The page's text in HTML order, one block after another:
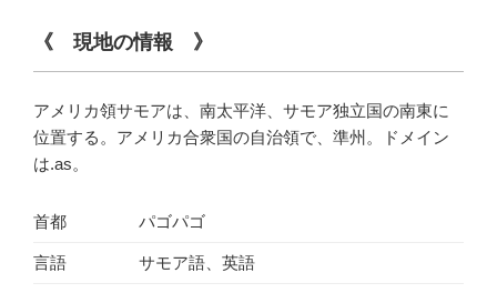
《 現地の情報 》
アメリカ領サモアは、南太平洋、サモア独立国の南東に
位置する。アメリカ合衆国の自治領で、準州。ドメイン
は.as。
首都 パゴパゴ
言語 サモア語、英語